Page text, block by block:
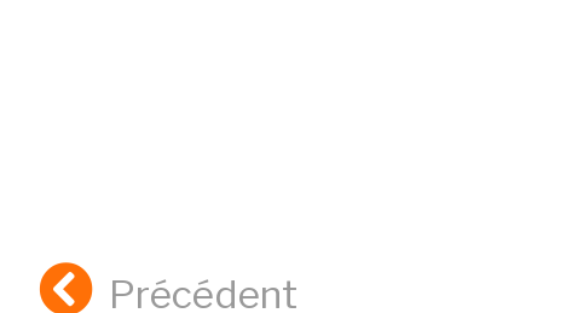
Précédent